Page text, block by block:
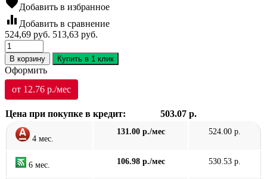
favoriteДобавить в избранное
equalizer Добавить в сравнение
524,69 руб. 513,63 руб.
В корзину Купить в 1 клик
Оформить
от 12.76 р./мес
Цена при покупке в кредит: 503.07 р.
4 мес.
131.00 р./мес 524.00 р.
6 мес. 106.98 р./мес 530.53 р.